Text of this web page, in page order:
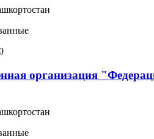
организация